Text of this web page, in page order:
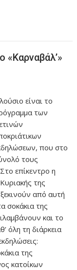
είναι το
των
που στο
τους
επίκεντρο η
της
από αυτή
σοκάκια της
και το
όλη τη διάρκεια
της
κατοίκων